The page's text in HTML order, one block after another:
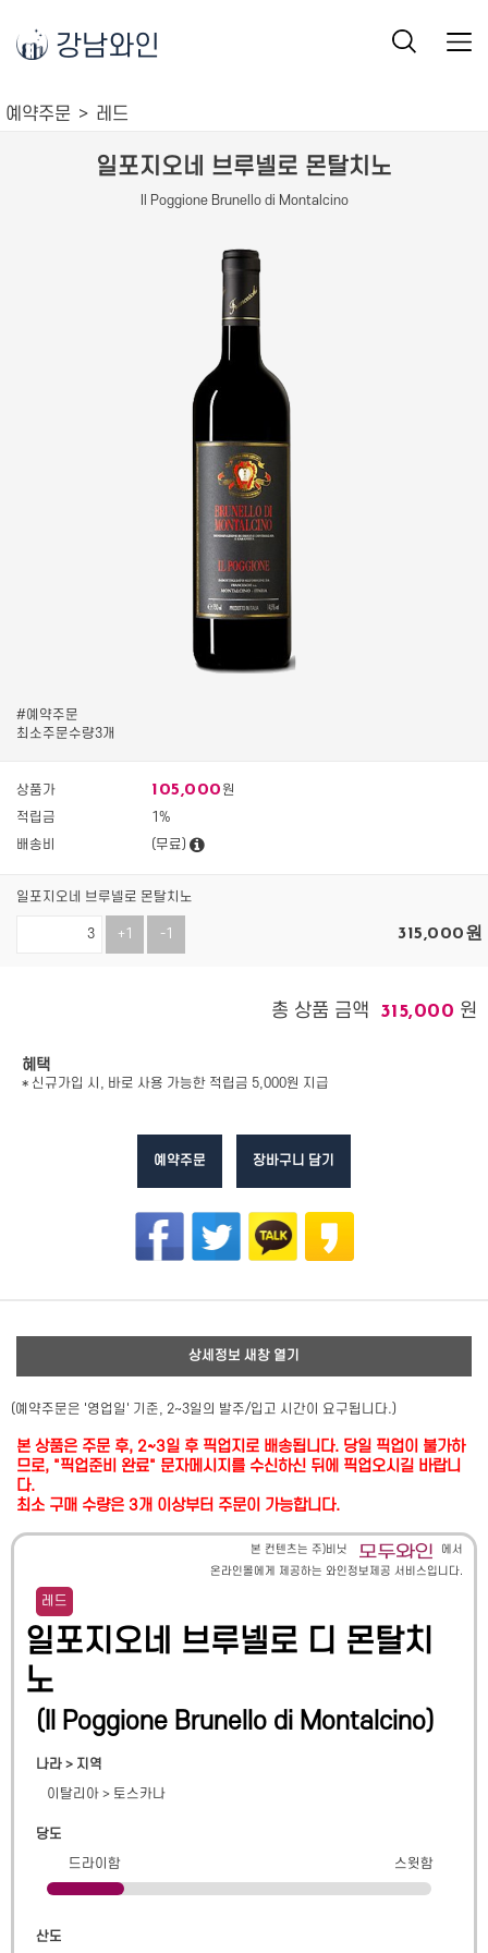
강남와인
예약주문 레드
일포지오네 브루넬로 몬탈치노
Il Poggione Brunello di Montalcino
#예약주문
최소주문수량3개
상품가 105,000 원
적립금
1%
배송비
(무료)
일포지오네 브루넬로 몬탈치노
+1 -1 315,000원
총 상품 금액 315,000 원
혜택
* 신규가입 시, 바로 사용 가능한 적립금 5,000원 지급
예약주문 장바구니 담기
상세정보 새창 열기
(예약주문은 '영업일' 기준, 2~3일의 발주/입고 시간이 요구됩니다.)
본 상품은 주문 후, 2~3일 후 픽업지로 배송됩니다. 당일 픽업이 불가하
므로, "픽업준비 완료" 문자메시지를 수신하신 뒤에 픽업오시길 바랍니
다.
최소 구매 수량은 3개 이상부터 주문이 가능합니다.
본 컨텐츠는 주)비닛
에서
온라인몰에게 제공하는 와인정보제공 서비스입니다.
레드
일포지오네 브루넬로 디 몬탈치
노
( Il Poggione Brunello di Montalcino)
나라 > 지역
이탈리아 > 토스카나
당도
드라이함
스윗함
산도